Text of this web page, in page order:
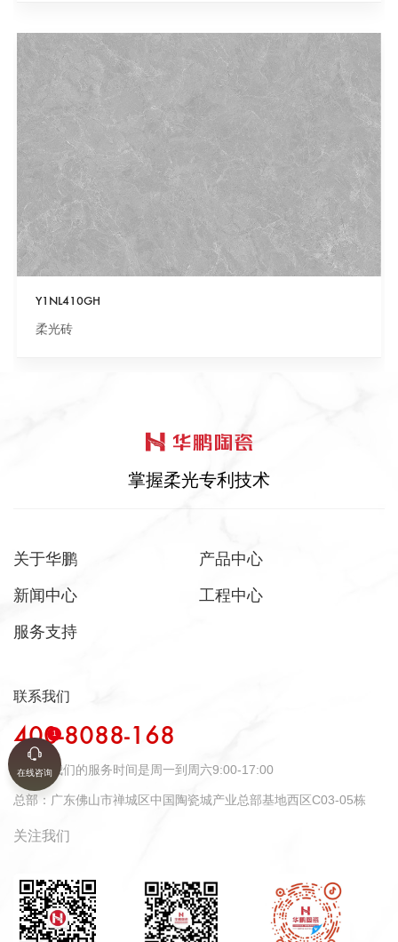
Y1NL410GH
柔光砖
掌握柔光专利技术
关于华鹏 产品中心
新闻中心 工程中心
服务支持
联系我们
400-8088-168
时间：我们的服务时间是周一到周六9:00-17:00
总部： 广东佛山市禅城区中国陶瓷城产业总部基地西区C03-05栋
关注我们
在线咨询